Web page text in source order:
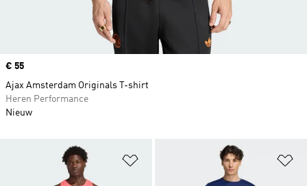
Op verlanglijst zetten
Price
€ 55
Ajax Amsterdam Originals T-shirt
Heren Performance
Nieuw